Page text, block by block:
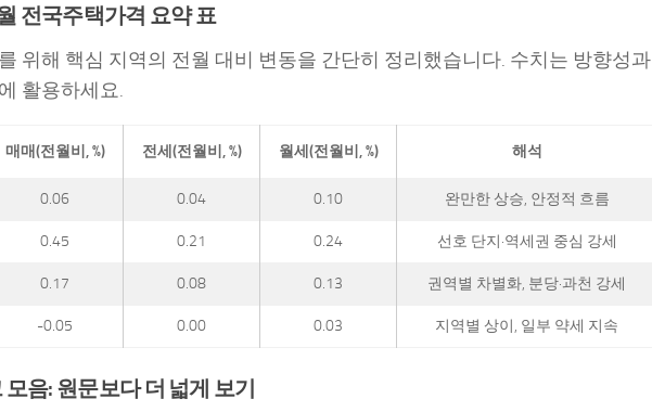
전국주택가격 요약 표
위해 핵심 지역의 전월 대비 변동을 간단히 정리했습니다. 수치는 방향성과
활용하세요.
매매(전월비, %) 전세(전월비, %) 월세(전월비, %) 해석
0.06 0.04 0.10 완만한 상승, 안정적 흐름
0.45 0.21 0.24 선호 단지·역세권 중심 강세
0.17 0.08 0.13 권역별 차별화, 분당·과천 강세
-0.05 0.00 0.03 지역별 상이, 일부 약세 지속
음: 원문보다 더 넓게 보기